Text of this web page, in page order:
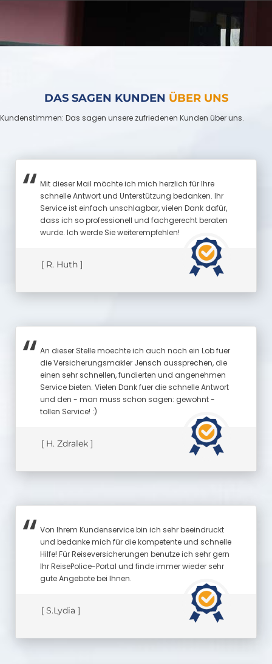
DAS SAGEN KUNDEN ÜBER UNS
Kundenstimmen: Das sagen unsere zufriedenen Kunden über uns.
Mit dieser Mail möchte ich mich herzlich für Ihre
schnelle Antwort und Unterstützung bedanken. Ihr
Service ist einfach unschlagbar, vielen Dank dafür,
dass ich so professionell und fachgerecht beraten
wurde. Ich werde Sie weiterempfehlen!
[ R. Huth ]
An dieser Stelle moechte ich auch noch ein Lob fuer
die Versicherungsmakler Jensch aussprechen, die
einen sehr schnellen, fundierten und angenehmen
Service bieten. Vielen Dank fuer die schnelle Antwort
und den - man muss schon sagen: gewohnt -
tollen Service! :)
[ H. Zdralek ]
Von Ihrem Kundenservice bin ich sehr beeindruckt
und bedanke mich für die kompetente und schnelle
Hilfe! Für Reiseversicherungen benutze ich sehr gern
Ihr ReisePolice-Portal und finde immer wieder sehr
gute Angebote bei Ihnen.
[ S.Lydia ]